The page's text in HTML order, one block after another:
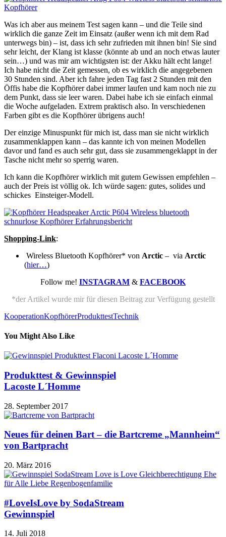
Was ich aber aus meinem Test sagen kann – und die Teile sind
wirklich die ganze Zeit im Einsatz (außer wenn ich mit dem Rad
unterwegs bin) – ist, dass ich sehr zufrieden mit ihnen bin! Sie sind
sehr leicht, der Klang ist klasse (könnte ab und an noch etwas lauter
sein…) und was mir am wichtigsten ist: der Akku hält echt lange!
Ich habe nicht die Zeit gemessen, ob es wirklich die angegebenen
30 Stunden sind. Aber ich fahre jeden Tag fast 2 Stunden mit den
Öffis habe die Kopfhörer dabei immer laufen und kam noch nie zu
dem Punkt, dass sie leer waren. Dabei habe ich sie einfach einmal
die Woche aufgeladen. Extrem praktisch also. In verschiedenen
Farben gibt es die Kopfhörer übrigens auch!
Der einzige Minuspunkt für mich ist, dass man sie nicht wirklich
zusammenklappen kann – das kannte ich von meinen Modellen
davor und fand es auch sehr gut, dass sie zusammengeklappt in der
Tasche nicht mehr so sperrig waren.
Ich kann die Kopfhörer wirklich mit gutem Gewissen empfehlen –
auch der Preis ist völlig ok. Ich würde sagen: gutes, solides und
schickes Einsteiger-Modell.
Shopping-Link:
Wireless Bluetooth Kopfhörer* von Arctic – via Arctic
(hier…)
Follow me! INSTAGRAM & FACEBOOK
*der Artikel wurde mir für diesen Beitrag zur Verfügung gestellt
KooperationKopfhörerProdukttestTechnik
You Might Also Like
Produkttest & Gewinnspiel
Lacoste L´Homme
28. September 2017
Neues für deinen Bart – die Bartcreme „Mannheim“
von Bartpracht
20. März 2016
#LoveIsLove by SodaStream
Gewinnspiel
14. Juli 2018